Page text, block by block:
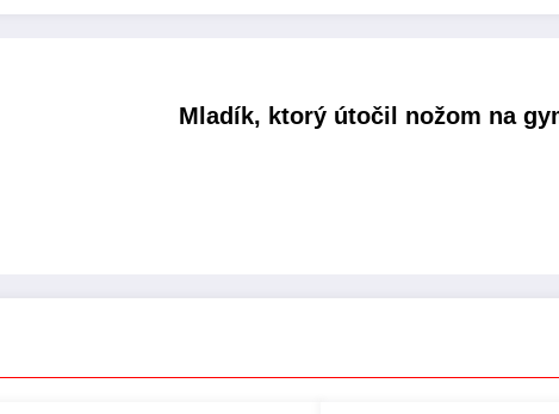
Mladík, ktorý útočil nožom na